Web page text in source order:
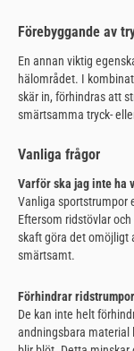
Förebyggande av
En annan viktig
hälområdet. I
skär in, förhindras att
smärtsamma tryck-
Vanliga frågor
Varför ska jag inte ha
Vanliga sportstrumpor
Eftersom ridstövlar
skaft göra det omöjligt
smärtsamt.
Förhindrar
De kan inte helt
andningsbara material